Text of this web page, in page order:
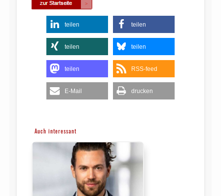
teilen teilen
teilen teilen
teilen RSS-feed
E-Mail drucken
Auch interessant